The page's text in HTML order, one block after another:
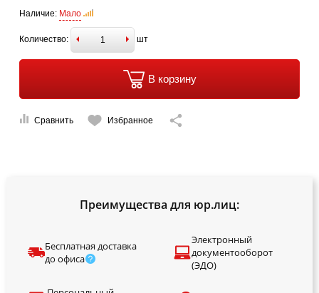
Наличие: Мало
Количество: шт
В корзину
Сравнить Избранное
Преимущества для юр.лиц:
Бесплатная доставка
до офиса
Электронный
документооборот
(ЭДО)